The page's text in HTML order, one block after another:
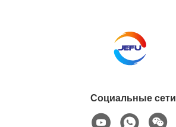
Социальные сети